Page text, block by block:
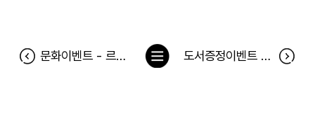
문화이벤트 - 르네 마그리트 특별전 (7월 21일 ~ 7월 31일) 관람 당첨자 도서증정이벤트 <당신은 타인을 바꿀 수 없다> 당첨자
목